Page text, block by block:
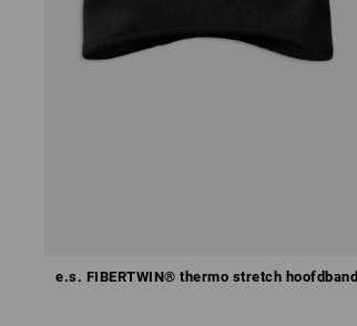
e.s. FIBERTWIN® thermo stretch hoofdband